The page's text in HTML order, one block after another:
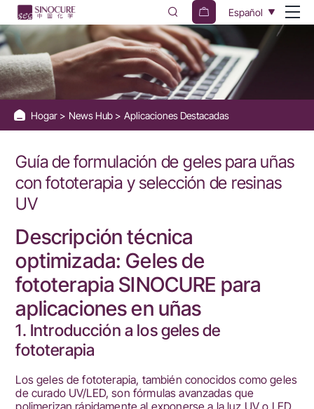
Phototherapy
Nail
Gel
Formulation
Guide
&
UV
Resin
Selection
Español
Hogar News Hub Aplicaciones Destacadas
Guía de formulación de geles para uñas
con fototerapia y selección de resinas
UV
Descripción técnica
optimizada: Geles de
fototerapia SINOCURE para
aplicaciones en uñas
1. Introducción a los geles de
fototerapia
Los geles de fototerapia, también conocidos como geles
de curado UV/LED, son fórmulas avanzadas que